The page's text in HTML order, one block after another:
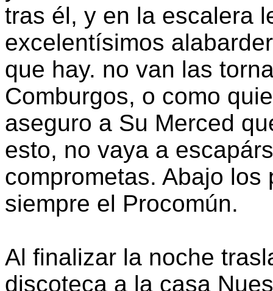
tras él, y en la escalera
excelentísimos
que hay. no van las
Comburgos, o como
aseguro a Su Merced
esto, no vaya a
comprometas. Abajo
siempre el Procomún.
Al finalizar la noche
discoteca a la casa